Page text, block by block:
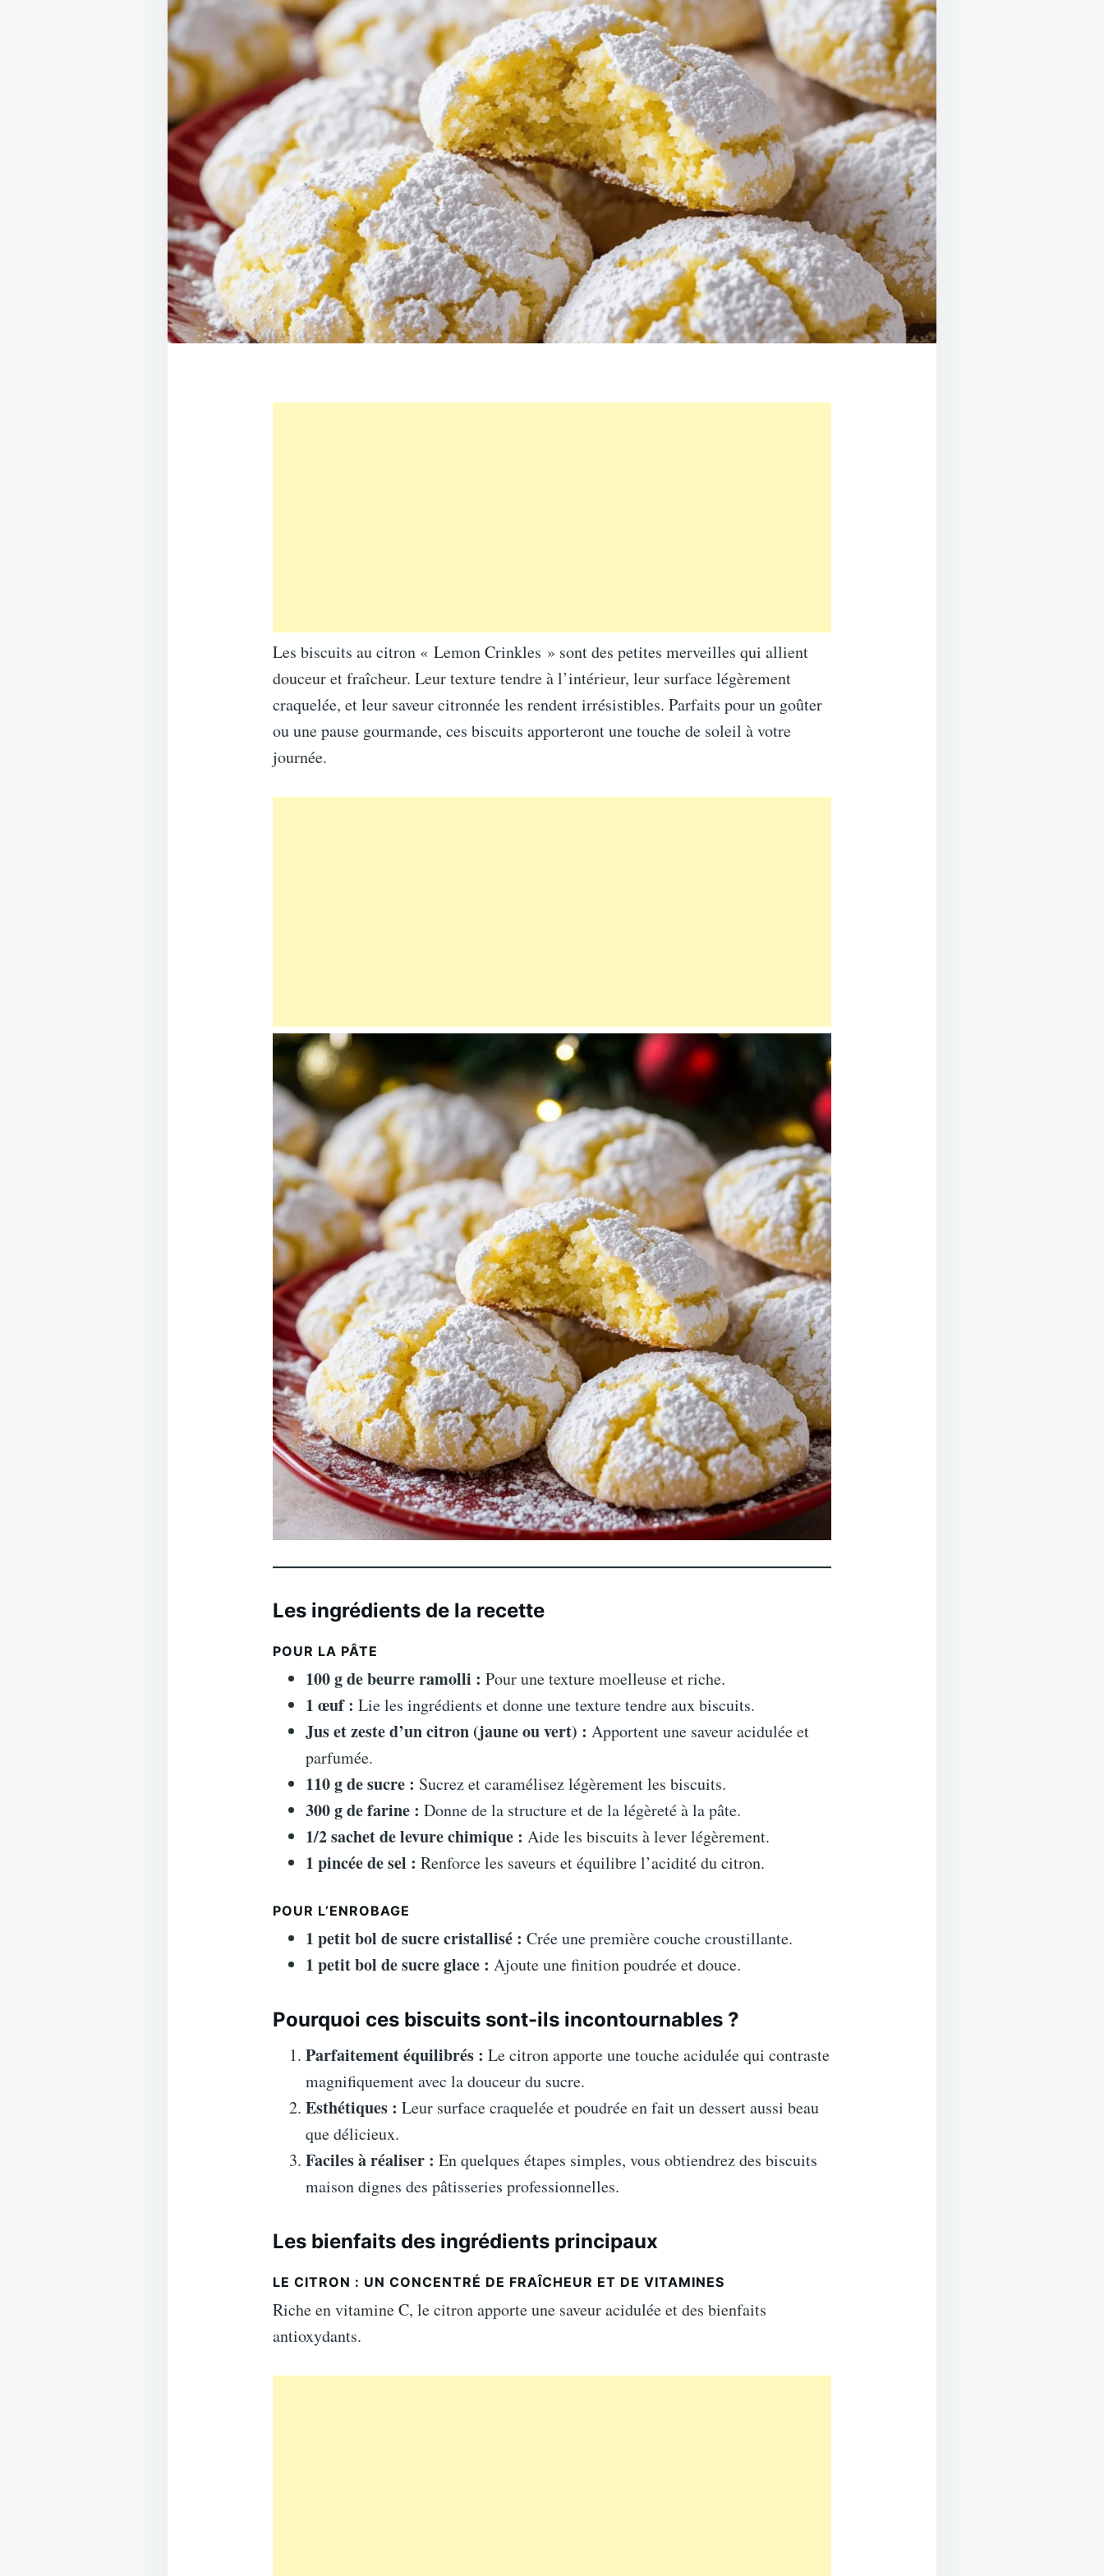
Les biscuits au citron « Lemon Crinkles » sont des petites merveilles qui allient
douceur et fraîcheur. Leur texture tendre à l’intérieur, leur surface légèrement
craquelée, et leur saveur citronnée les rendent irrésistibles. Parfaits pour un goûter
ou une pause gourmande, ces biscuits apporteront une touche de soleil à votre
journée.
Les ingrédients de la recette
POUR LA PÂTE
100 g de beurre ramolli : Pour une texture moelleuse et riche.
1 œuf : Lie les ingrédients et donne une texture tendre aux biscuits.
Jus et zeste d’un citron (jaune ou vert) : Apportent une saveur acidulée et
parfumée.
110 g de sucre : Sucrez et caramélisez légèrement les biscuits.
300 g de farine : Donne de la structure et de la légèreté à la pâte.
1/2 sachet de levure chimique : Aide les biscuits à lever légèrement.
1 pincée de sel : Renforce les saveurs et équilibre l’acidité du citron.
POUR L’ENROBAGE
1 petit bol de sucre cristallisé : Crée une première couche croustillante.
1 petit bol de sucre glace : Ajoute une finition poudrée et douce.
Pourquoi ces biscuits sont-ils incontournables ?
Parfaitement équilibrés : Le citron apporte une touche acidulée qui contraste
magnifiquement avec la douceur du sucre.
Esthétiques : Leur surface craquelée et poudrée en fait un dessert aussi beau
que délicieux.
Faciles à réaliser : En quelques étapes simples, vous obtiendrez des biscuits
maison dignes des pâtisseries professionnelles.
Les bienfaits des ingrédients principaux
LE CITRON : UN CONCENTRÉ DE FRAÎCHEUR ET DE VITAMINES
Riche en vitamine C, le citron apporte une saveur acidulée et des bienfaits
antioxydants.